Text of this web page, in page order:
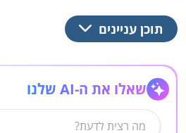
תוכן עניינים
שאלו את ה-AI שלנו